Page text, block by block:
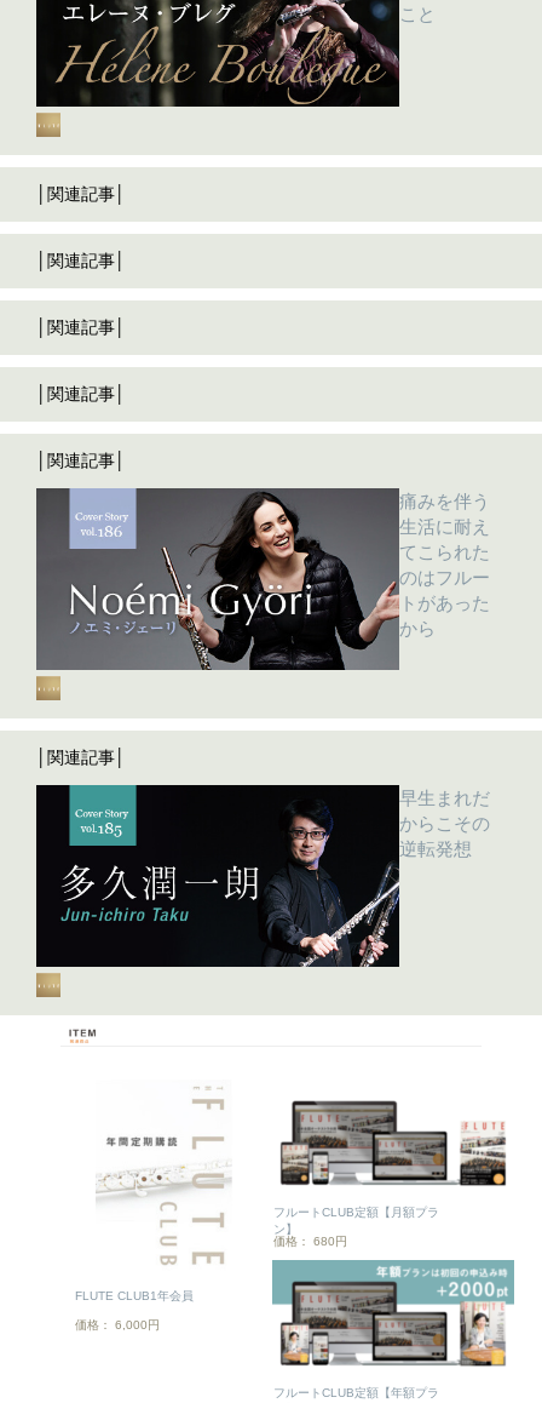
こと
│関連記事│
│関連記事│
│関連記事│
│関連記事│
│関連記事│
痛みを伴う
生活に耐え
てこられた
のはフルー
トがあった
から
│関連記事│
早生まれだ
からこその
逆転発想
FLUTE CLUB1年会員
価格： 6,000円
フルートCLUB定額【月額プラ
ン】
価格： 680円
フルートCLUB定額【年額プラ